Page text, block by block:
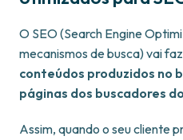
O SEO (Search Engine
mecanismos de busca) vai
conteúdos produzidos no
páginas dos buscadores
Assim, quando o seu cliente